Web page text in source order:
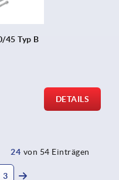
45 Typ B
DETAILS
24 von 54 Einträgen
3